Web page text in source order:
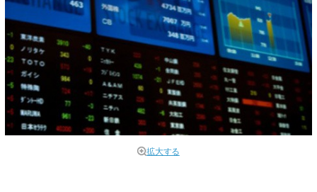
拡大する